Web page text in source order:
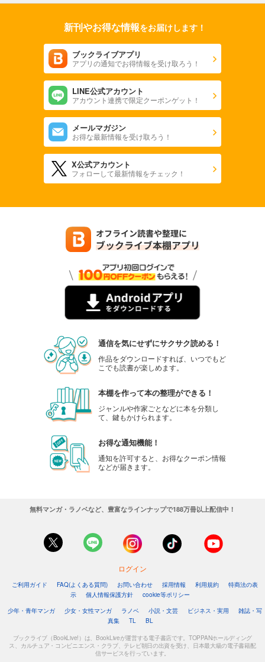
新刊やお得な情報をお届けします！
ブックライブアプリ
アプリの通知でお得情報を受け取ろう！
LINE公式アカウント
アカウント連携で限定クーポンゲット！
メールマガジン
お得な最新情報を受け取ろう！
X公式アカウント
フォローして最新情報をチェック！
通信を気にせずにサクサク読める！
作品をダウンロードすれば、いつでもど
こでも読書が楽しめます。
本棚を作って本の整理ができる！
ジャンルや作家ごとなどに本を分類し
て、鍵もかけられます。
お得な通知機能！
通知を許可すると、お得なクーポン情報
などが届きます。
無料マンガ・ラノベなど、豊富なラインナップで188万冊以上配信中！
ログイン
ご利用ガイド FAQ(よくある質問) お問い合わせ 採用情報 利用規約
特商法の表
示
個人情報保護方針
cookie等ポリシー
少年・青年マンガ
少女・女性マンガ ラノベ 小説・文芸 ビジネス・実用
雑誌・写
真集
TL BL
ブックライブ（BookLive!）は、BookLiveが運営する電子書店です。TOPPANホールディング
ス、カルチュア・コンビニエンス・クラブ、テレビ朝日の出資を受け、日本最大級の電子書籍配
信サービスを行っています。